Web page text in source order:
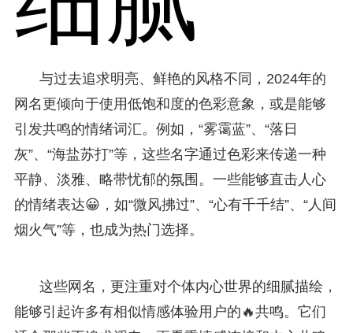
与过去追求明亮、鲜艳的风格不同，2024年的
网名更倾向于使用低饱和度的色彩意象，或是能够
引发共鸣的情绪词汇。例如，“雾霭蓝”、“落日
灰”、“海盐苏打”等，这些名字通过色彩来传递一种
平静、淡雅、略带忧郁的氛围。一些能够直击人心
的情绪表达😀，如“微风拂过”、“心有千千结”、“人间
烟火气”等，也成为热门选择。
这些网名，更注重对个体内心世界的细腻描绘，
能够引起许多有相似情感体验用户的🔥共鸣。它们